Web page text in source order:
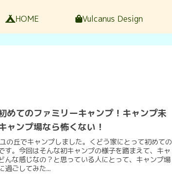
HOME Vulcanus Design
めてのファミリーキャンプ！キャンプ未
ャンプ場なら怖くない！
の丘でキャンプしました。くどう家にとって初めての
す。今回はそんな初キャンプの様子を踏まえて、キャ
んな感じなの？と思っている人にとって、キャンプ場
過ごしてみた...